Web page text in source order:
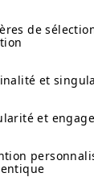
de
et
et